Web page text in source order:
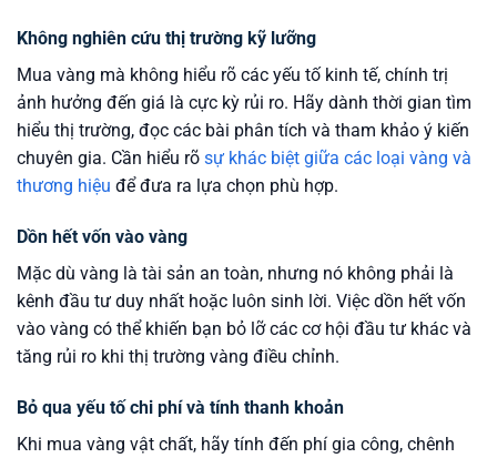
Không nghiên cứu thị trường kỹ lưỡng
Mua vàng mà không hiểu rõ các yếu tố kinh tế, chính trị
ảnh hưởng đến giá là cực kỳ rủi ro. Hãy dành thời gian tìm
hiểu thị trường, đọc các bài phân tích và tham khảo ý kiến
chuyên gia. Cần hiểu rõ sự khác biệt giữa các loại vàng và
thương hiệu để đưa ra lựa chọn phù hợp.
Dồn hết vốn vào vàng
Mặc dù vàng là tài sản an toàn, nhưng nó không phải là
kênh đầu tư duy nhất hoặc luôn sinh lời. Việc dồn hết vốn
vào vàng có thể khiến bạn bỏ lỡ các cơ hội đầu tư khác và
tăng rủi ro khi thị trường vàng điều chỉnh.
Bỏ qua yếu tố chi phí và tính thanh khoản
Khi mua vàng vật chất, hãy tính đến phí gia công, chênh